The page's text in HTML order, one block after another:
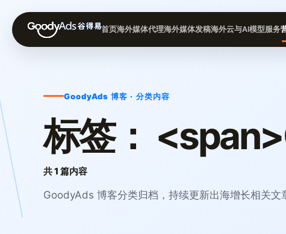
首页海外媒体代理海外媒体发稿海外云与AI模型服务
GoodyAds 博客 · 分类内容
标签：
共 1 篇内容
GoodyAds 博客分类归档，持续更新出海增长相关文